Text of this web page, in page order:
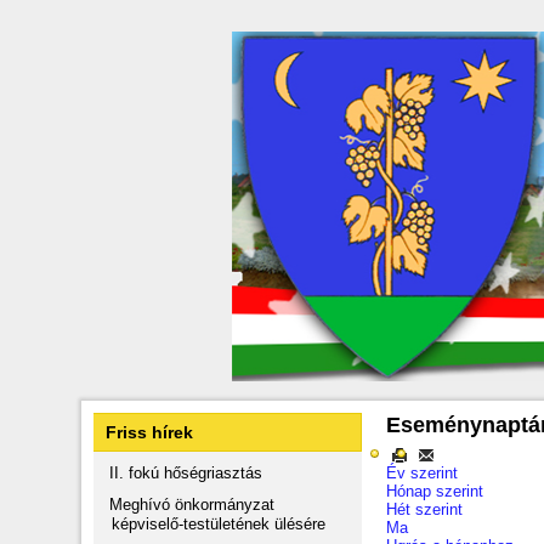
Friss hírek
II. fokú hőségriasztás
Meghívó önkormányzat
képviselő-testületének ülésére
Év szerint
Hónap szerint
Hét szerint
Ma